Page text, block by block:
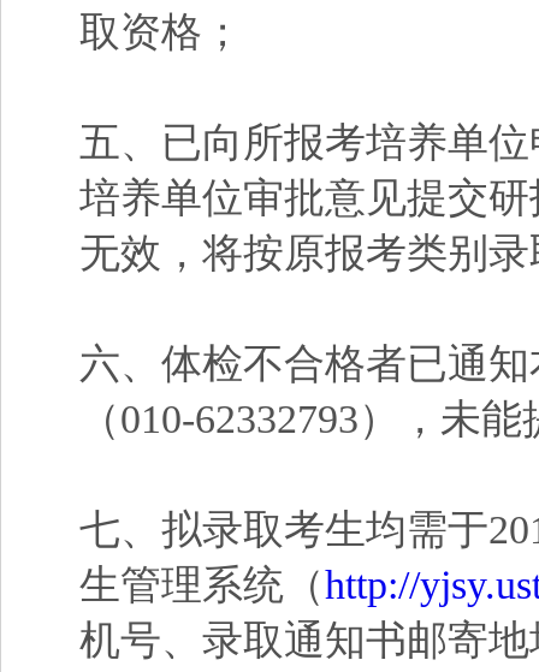
取资格；
五、已向所报考培养单
培养单位审批意见提交
无效，将按原报考类别
六、体检不合格者已通
（010-62332793），未
七、拟录取考生均需于
生管理系统（http://
机号、录取通知书邮寄